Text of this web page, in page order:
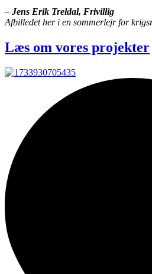
– Jens Erik Treldal, Frivillig
Afbilledet her i en sommerlejr for
Læs om vores projekter